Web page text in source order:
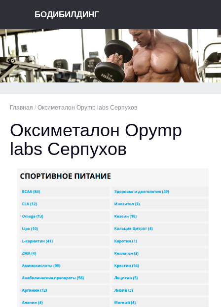
БОДИБИЛДИНГ
Главная / Оксиметалон Opymp labs Серпухов
Оксиметалон Opymp
labs Серпухов